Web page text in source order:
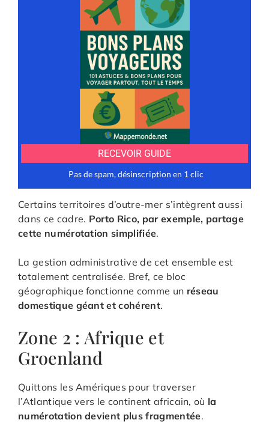
Certains territoires d’outre-mer s’intègrent aussi
dans ce cadre. Porto Rico, par exemple, partage
cette numérotation simplifiée.
La gestion administrative de cet ensemble est
totalement centralisée. Bref, ce bloc
géographique fonctionne comme un réseau
domestique géant et cohérent.
Zone 2 : Afrique et
Groenland
Quittons les Amériques pour traverser
l’Atlantique vers le continent africain, où la
numérotation devient plus fragmentée.